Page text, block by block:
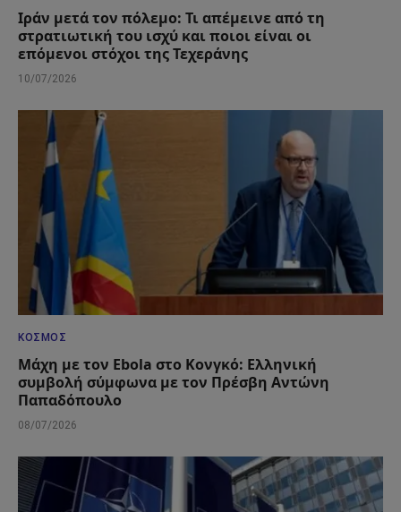
Ιράν μετά τον πόλεμο: Τι απέμεινε από τη
στρατιωτική του ισχύ και ποιοι είναι οι
επόμενοι στόχοι της Τεχεράνης
10/07/2026
ΚΌΣΜΟΣ
Μάχη με τον Ebola στο Κονγκό: Ελληνική
συμβολή σύμφωνα με τον Πρέσβη Αντώνη
Παπαδόπουλο
08/07/2026